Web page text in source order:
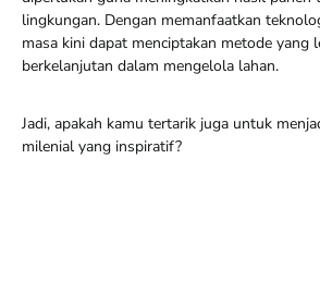
lingkungan. Dengan memanfaatkan
masa kini dapat menciptakan metode yang
berkelanjutan dalam mengelola lahan.
Jadi, apakah kamu tertarik juga untuk
milenial yang inspiratif?